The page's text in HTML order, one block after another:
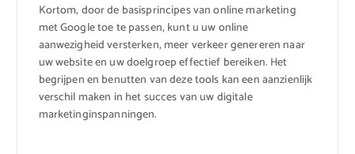
Kortom, door de basisprincipes van online marketing
met Google toe te passen, kunt u uw online
aanwezigheid versterken, meer verkeer genereren naar
uw website en uw doelgroep effectief bereiken. Het
begrijpen en benutten van deze tools kan een aanzienlijk
verschil maken in het succes van uw digitale
marketinginspanningen.